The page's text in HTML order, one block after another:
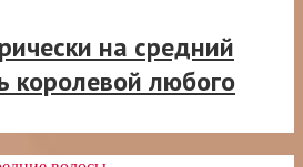
на средний
королевой любого